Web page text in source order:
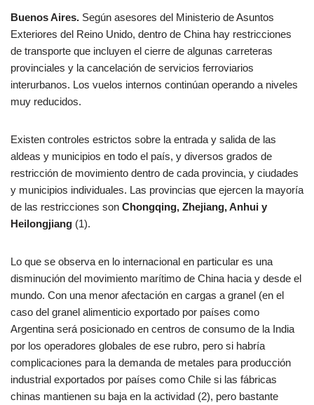
Buenos Aires. Según asesores del Ministerio de Asuntos
Exteriores del Reino Unido, dentro de China hay restricciones
de transporte que incluyen el cierre de algunas carreteras
provinciales y la cancelación de servicios ferroviarios
interurbanos. Los vuelos internos continúan operando a niveles
muy reducidos.
Existen controles estrictos sobre la entrada y salida de las
aldeas y municipios en todo el país, y diversos grados de
restricción de movimiento dentro de cada provincia, y ciudades
y municipios individuales. Las provincias que ejercen la mayoría
de las restricciones son Chongqing, Zhejiang, Anhui y
Heilongjiang (1).
Lo que se observa en lo internacional en particular es una
disminución del movimiento marítimo de China hacia y desde el
mundo. Con una menor afectación en cargas a granel (en el
caso del granel alimenticio exportado por países como
Argentina será posicionado en centros de consumo de la India
por los operadores globales de ese rubro, pero si habría
complicaciones para la demanda de metales para producción
industrial exportados por países como Chile si las fábricas
chinas mantienen su baja en la actividad (2), pero bastante